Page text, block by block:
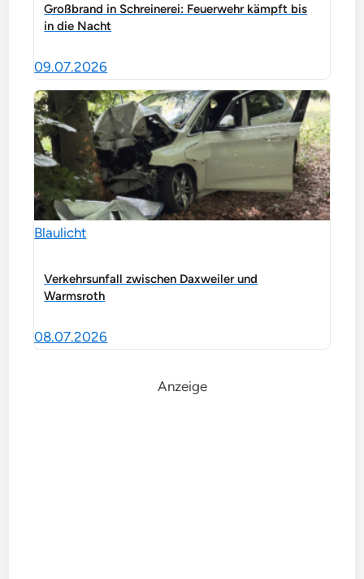
Großbrand in Schreinerei: Feuerwehr kämpft bis
in die Nacht
09.07.2026
Blaulicht
Verkehrsunfall zwischen Daxweiler und
Warmsroth
08.07.2026
Anzeige